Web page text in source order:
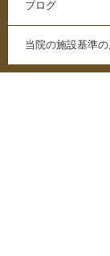
ブログ
当院の施設基準